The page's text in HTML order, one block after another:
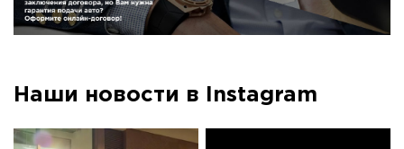
Наши новости в Instagram